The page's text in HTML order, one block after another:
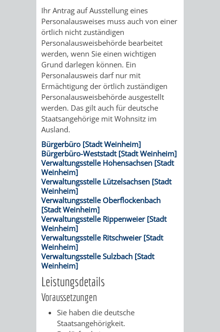
FÜR
VERMESSUNG,
UND GEWERBE-
Ihr Antrag auf Ausstellung eines
Personalausweises muss auch von einer
örtlich nicht zuständigen
Personalausweisbehörde bearbeitet
werden, wenn Sie einen wichtigen
Grund darlegen können. Ein
Personalausweis darf nur mit
Ermächtigung der örtlich zuständigen
Personalausweisbehörde ausgestellt
werden. Das gilt auch für deutsche
Staatsangehörige mit Wohnsitz im
Ausland.
Bürgerbüro [Stadt Weinheim]
Bürgerbüro-Weststadt [Stadt Weinheim]
Verwaltungsstelle Hohensachsen [Stadt
Weinheim]
Verwaltungsstelle Lützelsachsen [Stadt
Weinheim]
Verwaltungsstelle Oberflockenbach
[Stadt Weinheim]
Verwaltungsstelle Rippenweier [Stadt
Weinheim]
Verwaltungsstelle Ritschweier [Stadt
Weinheim]
Verwaltungsstelle Sulzbach [Stadt
Weinheim]
Leistungsdetails
Voraussetzungen
Sie haben die deutsche
Staatsangehörigkeit.